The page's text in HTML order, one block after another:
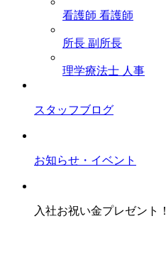
看護師 看護師
所長 副所長
理学療法士 人事
スタッフブログ
お知らせ・イベント
入社お祝い金プレゼント！